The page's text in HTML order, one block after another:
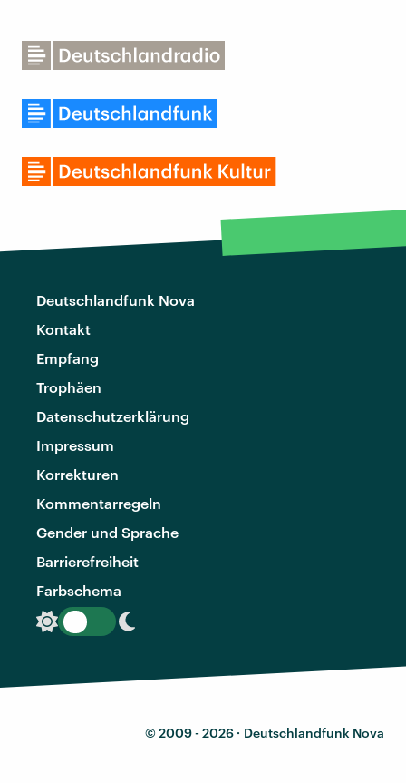
Deutschlandfunk Nova
Kontakt
Empfang
Trophäen
Datenschutzerklärung
Impressum
Korrekturen
Kommentarregeln
Gender und Sprache
Barrierefreiheit
Farbschema
© 2009 - 2026 · Deutschlandfunk Nova